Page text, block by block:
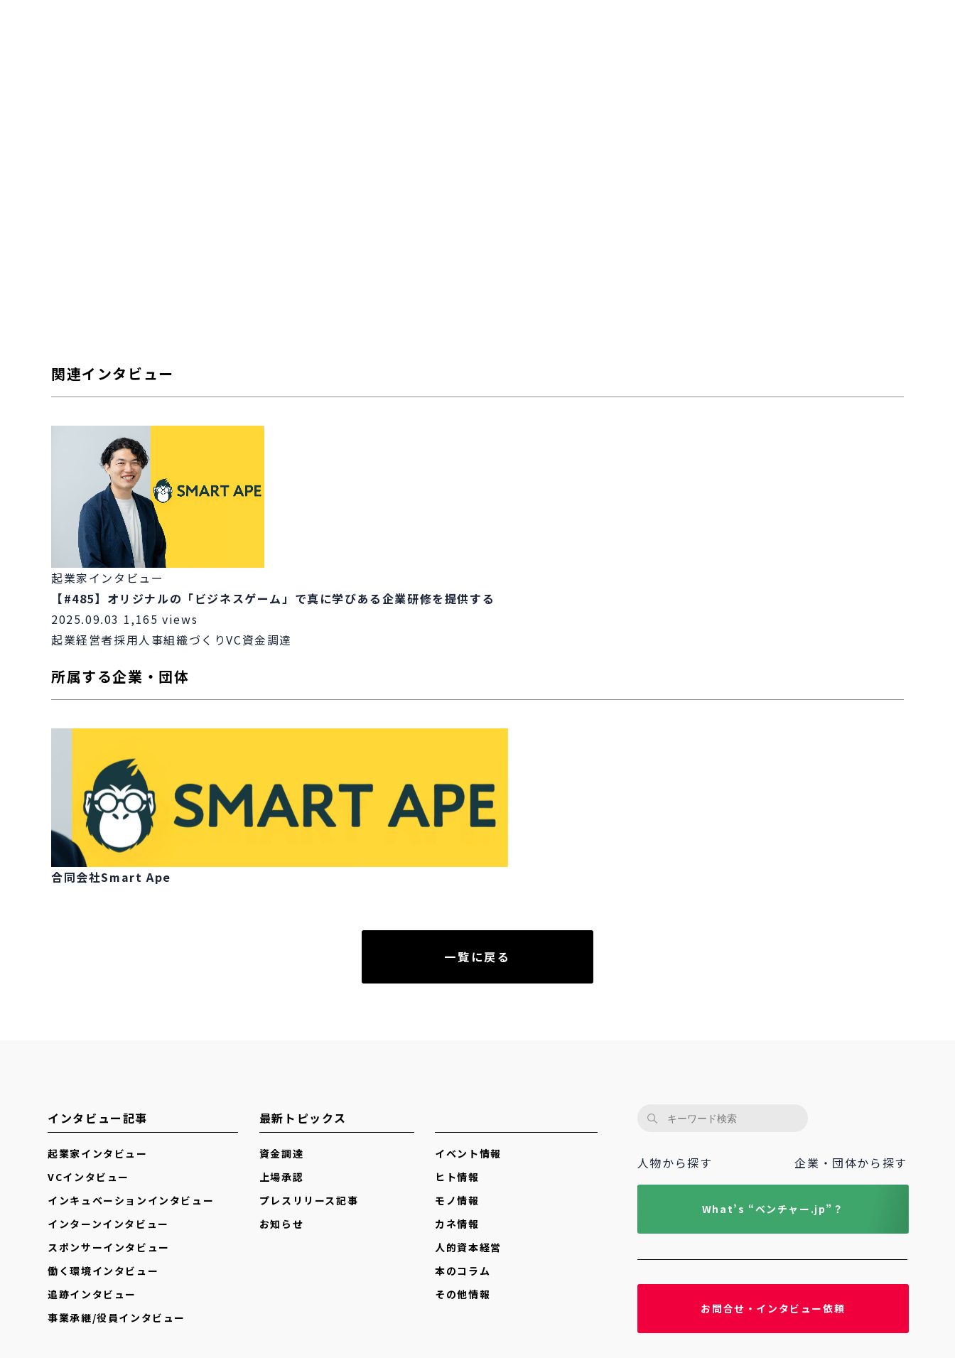
関連インタビュー
起業家インタビュー
【#485】オリジナルの「ビジネスゲーム」で真に学びある企業研修を提供する
2025.09.03 1,165 views
起業経営者採用人事組織づくりVC資金調達
所属する企業・団体
合同会社Smart Ape
一覧に戻る
インタビュー記事
起業家インタビュー
VCインタビュー
インキュベーションインタビュー
インターンインタビュー
スポンサーインタビュー
働く環境インタビュー
追跡インタビュー
事業承継/役員インタビュー
最新トピックス
資金調達
上場承認
プレスリリース記事
お知らせ
イベント情報
ヒト情報
モノ情報
カネ情報
人的資本経営
本のコラム
その他情報
人物から探す 企業・団体から探す
What’s “ベンチャー.jp”？
お問合せ・インタビュー依頼